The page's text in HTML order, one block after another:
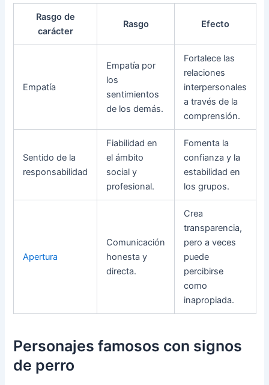
Rasgo de
carácter
Rasgo Efecto
Empatía
Empatía por
los
sentimientos
de los demás.
Fortalece las
relaciones
interpersonales
a través de la
comprensión.
Sentido de la
responsabilidad
Fiabilidad en
el ámbito
social y
profesional.
Fomenta la
confianza y la
estabilidad en
los grupos.
Apertura
Comunicación
honesta y
directa.
Crea
transparencia,
pero a veces
puede
percibirse
como
inapropiada.
Personajes famosos con signos
de perro